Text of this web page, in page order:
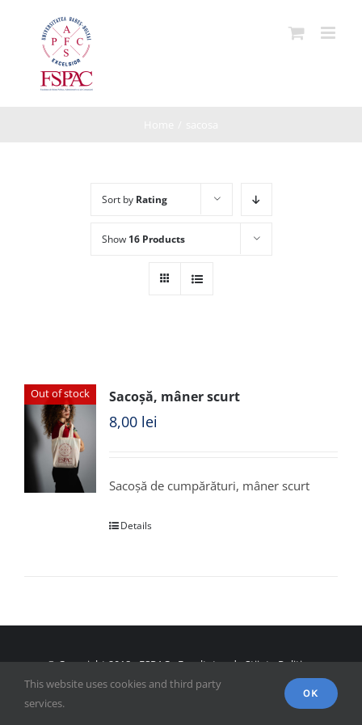
Sort by Rating
Show 16 Products
Out of stock Sacoșă, mâner scurt
8,00 lei
Sacoșă de cumpărături, mâner scurt
Details
© Copyright 2018 - FSPAC - Facultatea de Științe Politice,
Administrative și ale Comunicării
This website uses cookies and third party
services.
OK